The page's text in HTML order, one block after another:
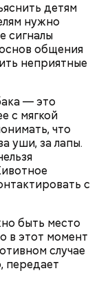
детям
нужно
сигналы
общения
неприятные
— это
с мягкой
что
уши, за лапы.
с
быть место
в этот момент
случае
передает
всех дыня
ее стоит
Москва»
эту ягодус